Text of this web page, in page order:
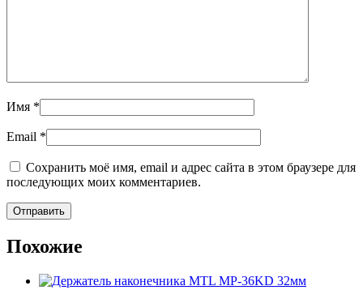
Имя *
Email *
Сохранить моё имя, email и адрес сайта в этом браузере для
последующих моих комментариев.
Похожие